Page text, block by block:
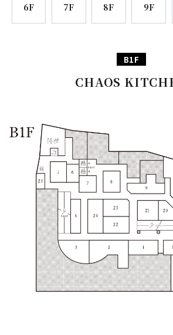
6F 7F 8F 9F
B1F
CHAOS